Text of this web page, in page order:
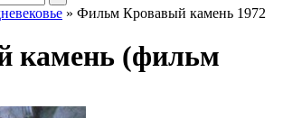
» Фильм Кровавый камень 1972
камень (фильм